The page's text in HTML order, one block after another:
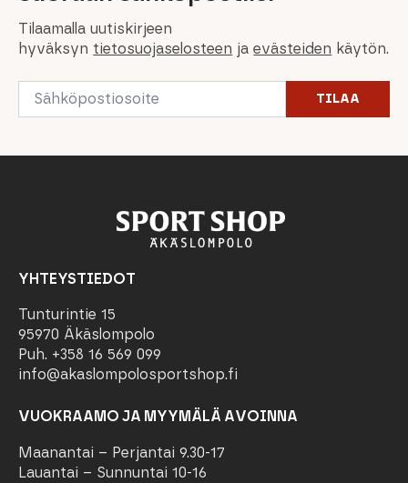
Tilaamalla uutiskirjeen
hyväksyn tietosuojaselosteen jaevästeiden käytön.
Email
TILAA
YHTEYSTIEDOT
Tunturintie 15
95970 Äkäslompolo
Puh. +358 16 569 099
info@akaslompolosportshop.fi
VUOKRAAMO JA MYYMÄLÄ AVOINNA
Maanantai – Perjantai 9.30-17
Lauantai – Sunnuntai 10-16